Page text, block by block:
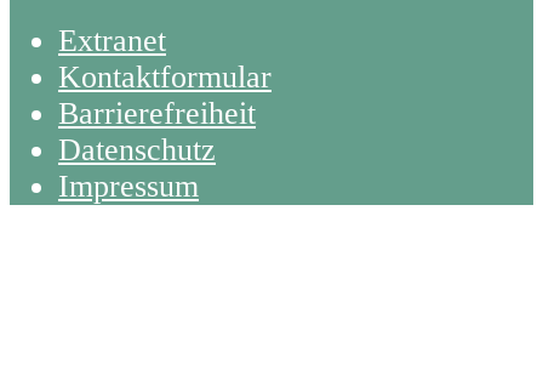
Extranet
Kontaktformular
Barrierefreiheit
Datenschutz
Impressum